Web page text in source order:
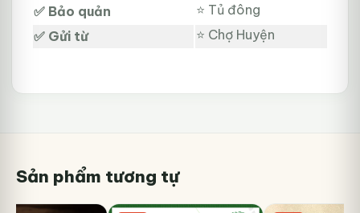
✅ Bảo quản
⭐ Tủ đông
✅ Gửi từ
⭐ Chợ Huyện
Sản phẩm tương tự